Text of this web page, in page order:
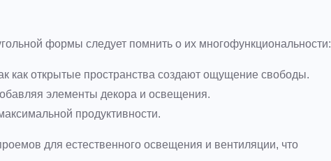
формы следует помнить о их многофункциональности:
как открытые пространства создают ощущение свободы.
элементы декора и освещения.
продуктивности.
для естественного освещения и вентиляции, что